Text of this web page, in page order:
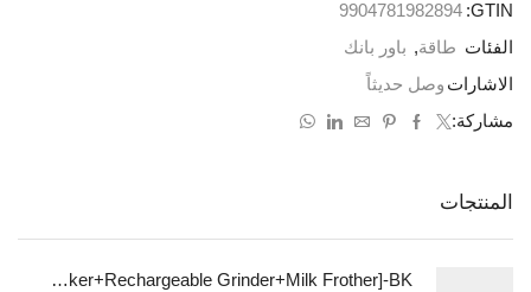
GTIN:
9904781982894
الفئات طاقة, باور بانك
الاشارات وصل حديثاً
مشاركة:
المنتجات
LePresso Brewology Coffee Kit [Espresso Maker+Rechargeable Grinder+Milk Frother]-BK